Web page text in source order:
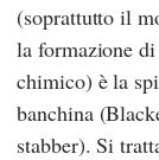
(soprattutto il
la formazione
chimico) è la
banchina
stabber). Si